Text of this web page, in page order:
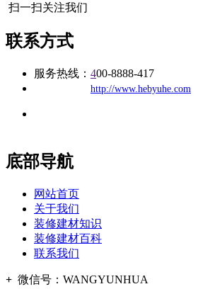
扫一扫关注我们
联系方式
服务热线： 400-8888-417
http://www.hebyuhe.com
底部导航
网站首页
关于我们
装修建材知识
装修建材百科
联系我们
+ 微信号： WANGYUNHUA